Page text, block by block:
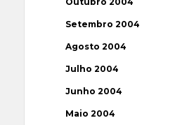
Setembro 2004
Agosto 2004
Julho 2004
Junho 2004
Maio 2004